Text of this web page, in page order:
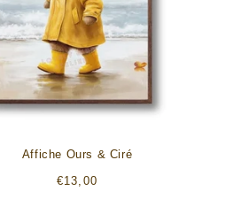
Affiche Ours & Ciré
Prix
€13,00